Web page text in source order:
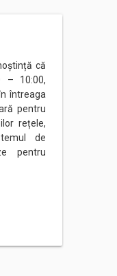
că
– 10:00,
întreaga
pentru
rețele,
de
pentru